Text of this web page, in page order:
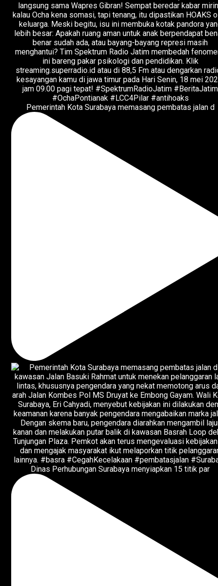
Pemerintah Kota Surabaya memasang pembatas jalan d
Dinas Perhubungan Surabaya menyiapkan 15 titik par